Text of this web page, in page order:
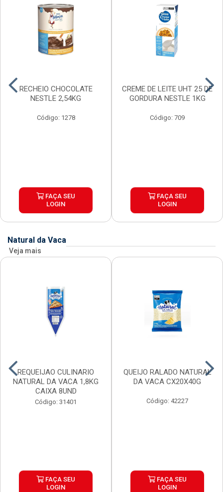
RECHEIO CHOCOLATE
NESTLE 2,54KG
Código: 1278
FAÇA SEU
LOGIN
CREME DE LEITE UHT 25 DE
GORDURA NESTLE 1KG
Código: 709
FAÇA SEU
LOGIN
Natural da Vaca
Veja mais
REQUEIJAO CULINARIO
NATURAL DA VACA 1,8KG
CAIXA 8UND
Código: 31401
FAÇA SEU
LOGIN
QUEIJO RALADO NATURAL
DA VACA CX20X40G
Código: 42227
FAÇA SEU
LOGIN